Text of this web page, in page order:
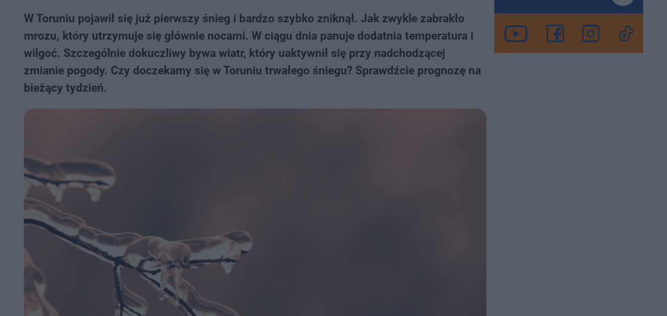
W Toruniu pojawił się już pierwszy śnieg i bardzo szybko zniknął. Jak zwykle zabrakło
mrozu, który utrzymuje się głównie nocami. W ciągu dnia panuje dodatnia temperatura i
wilgoć. Szczególnie dokuczliwy bywa wiatr, który uaktywnił się przy nadchodzącej
zmianie pogody. Czy doczekamy się w Toruniu trwałego śniegu? Sprawdźcie prognozę na
bieżący tydzień.